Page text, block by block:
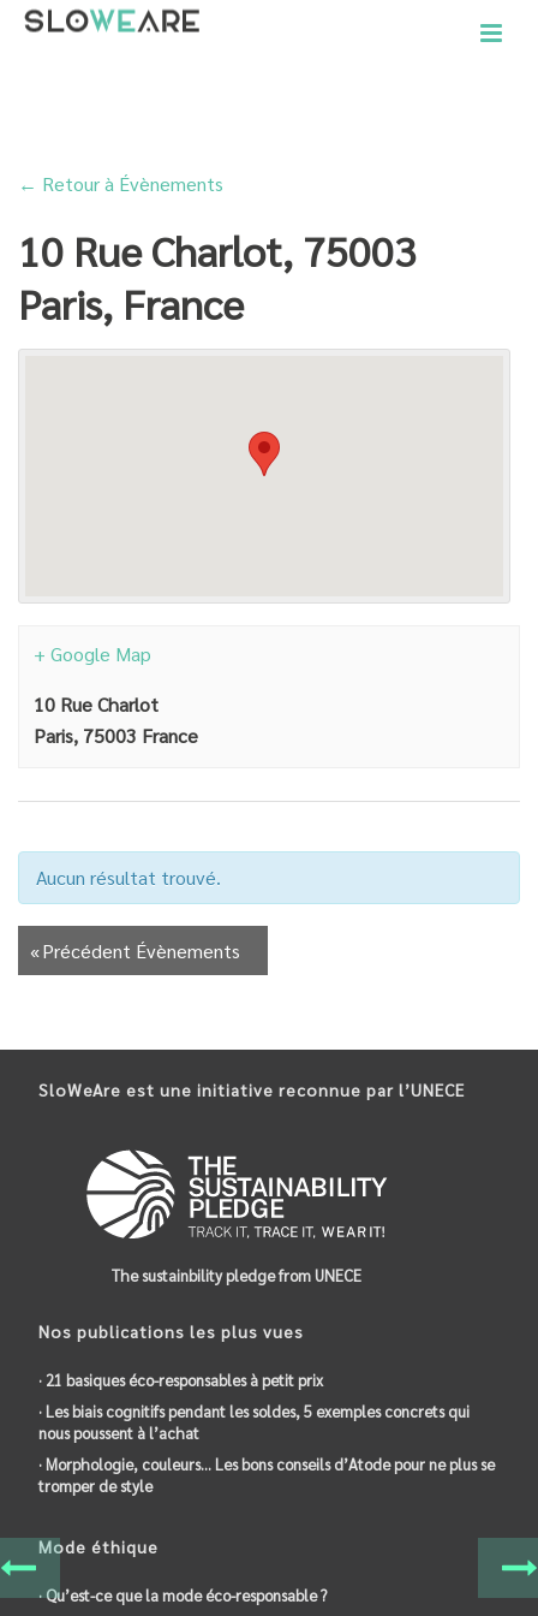
← Retour à Évènements
10 Rue Charlot, 75003
Paris, France
+ Google Map
10 Rue Charlot
Paris, 75003 France
Aucun résultat trouvé.
«Précédent Évènements
SloWeAre est une initiative reconnue par l’UNECE
The sustainbility pledge from UNECE
Nos publications les plus vues
· 21 basiques éco-responsables à petit prix
· Les biais cognitifs pendant les soldes, 5 exemples concrets qui
nous poussent à l’achat
· Morphologie, couleurs… Les bons conseils d’Atode pour ne plus se
tromper de style
Mode éthique
· Qu’est-ce que la mode éco-responsable ?